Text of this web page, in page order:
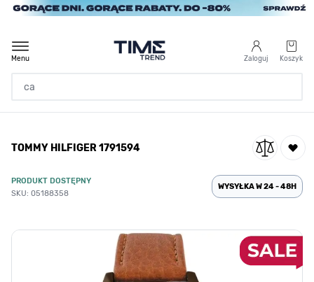
Przejdź do treści
Zaloguj Koszyk
Menu
/
TOMMY HILFIGER 1791594
TOMMY HILFIGER 1791594
PRODUKT DOSTĘPNY
SKU: 05188358
WYSYŁKA W 24 - 48H